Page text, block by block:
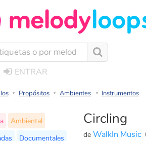
ENTRAR
Propósitos Ambientes Instrumentos
Circling
de WalkIn Music
Ambiental
Documentales